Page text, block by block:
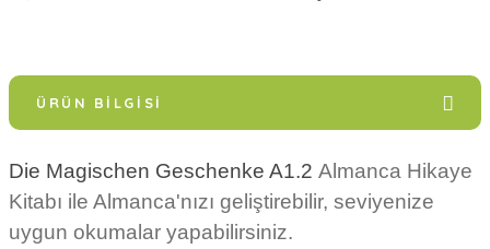
ÜRÜN BILGISI
Die Magischen Geschenke A1.2 Almanca Hikaye
Kitabı ile Almanca'nızı geliştirebilir, seviyenize
uygun okumalar yapabilirsiniz.